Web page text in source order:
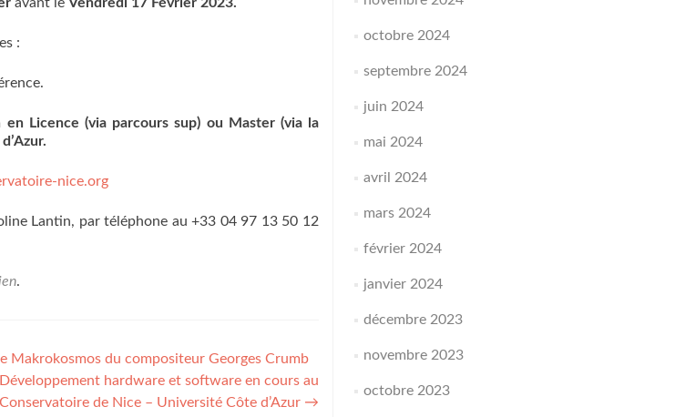
:
Licence (via parcours sup) ou Master (via la
nice.org
Lantin, par téléphone au +33 04 97 13 50 12
.
Makrokosmos du compositeur Georges Crumb
Développement hardware et software en cours au
Conservatoire de Nice – Université Côte d’Azur →
octobre 2024
septembre 2024
juin 2024
mai 2024
avril 2024
mars 2024
février 2024
janvier 2024
décembre 2023
novembre 2023
octobre 2023